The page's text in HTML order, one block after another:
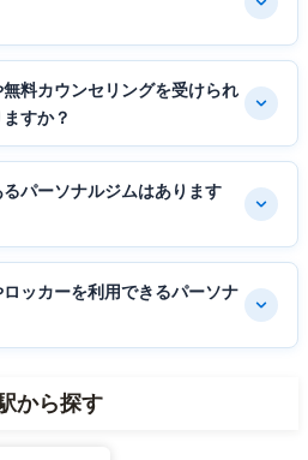
料カウンセリングを受けられ
すか？
パーソナルジムはあります
ッカーを利用できるパーソナ
から探す